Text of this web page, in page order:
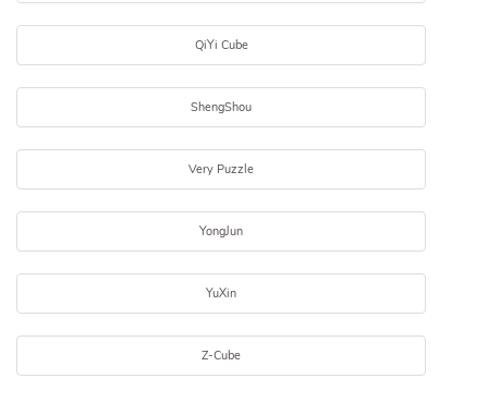
QiYi Cube
ShengShou
Very Puzzle
YongJun
YuXin
Z-Cube